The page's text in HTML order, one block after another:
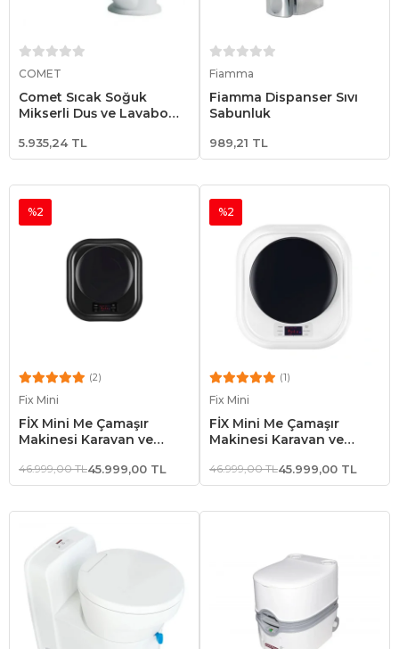
COMET
Comet Sıcak Soğuk
Mikserli Duş ve Lavabo
5.935,24 TL
Fiamma
Fiamma Dispanser Sıvı
Sabunluk
989,21 TL
(2)
Fix Mini
FİX Mini Me Çamaşır
Makinesi Karavan ve
Siyah
%2
46.999,00 TL45.999,00 TL
(1)
Fix Mini
FİX Mini Me Çamaşır
Makinesi Karavan ve
%2
46.999,00 TL45.999,00 TL